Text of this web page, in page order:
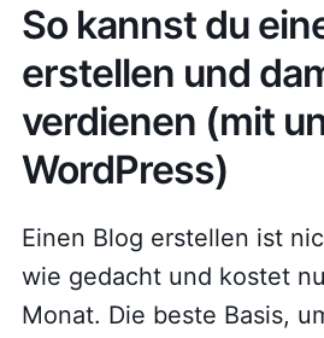
So kannst du
erstellen und
verdienen (mit
WordPress)
Einen Blog erstellen ist
wie gedacht und kostet
Monat. Die beste Basis,